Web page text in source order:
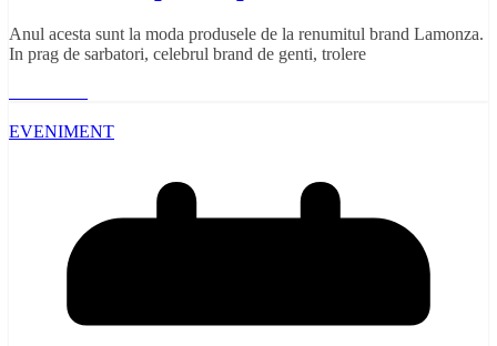
Anul acesta sunt la moda produsele de la renumitul brand Lamonza.
In prag de sarbatori, celebrul brand de genti, trolere
EVENIMENT